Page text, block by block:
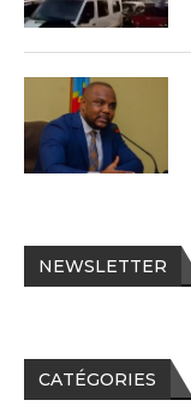
NEWSLETTER
CATÉGORIES